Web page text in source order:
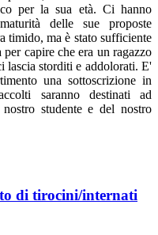
per la sua età. Ci hanno
delle sue proposte
timido, ma è stato sufficiente
capire che era un ragazzo
lascia storditi e addolorati. E'
una sottoscrizione in
saranno destinati ad
studente e del nostro
di tirocini/internati